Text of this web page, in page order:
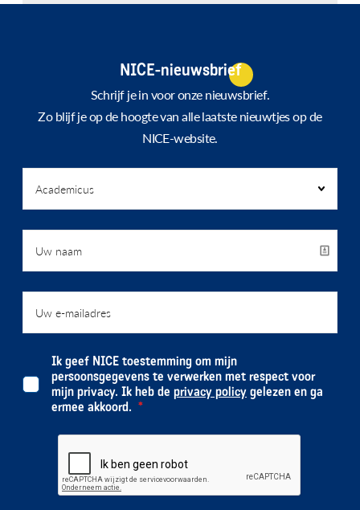
NICE-nieuwsbrief
Schrijf je in voor onze nieuwsbrief.
Zo blijf je op de hoogte van alle laatste nieuwtjes op de
NICE-website.
Ik geef NICE toestemming om mijn
persoonsgegevens te verwerken met respect voor
mijn privacy. Ik heb de privacy policy gelezen en ga
ermee akkoord.